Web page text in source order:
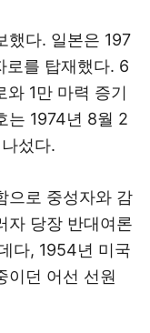
했다. 일본은 197
로를 탑재했다. 6
1만 마력 증기
는 1974년 8월 2
섰다.
으로 중성자와 감
자 당장 반대여론
다, 1954년 미국
이던 어선 선원